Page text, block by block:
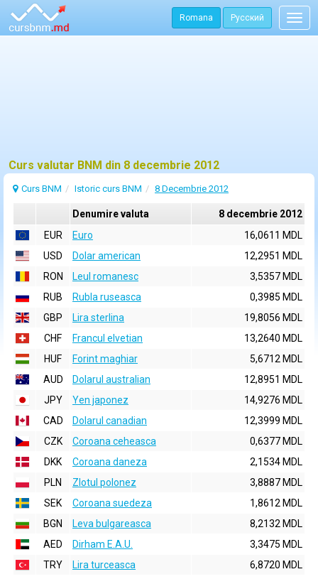
Romana Русский
Curs valutar BNM din 8 decembrie 2012
Curs BNM Istoric curs BNM 8 Decembrie 2012
Denumire valuta
8 decembrie 2012
EUR
Euro
16,0611 MDL
USD
Dolar american
12,2951 MDL
RON
Leul romanesc
3,5357 MDL
RUB
Rubla ruseasca
0,3985 MDL
GBP
Lira sterlina
19,8056 MDL
CHF
Francul elvetian
13,2640 MDL
HUF
Forint maghiar
5,6712 MDL
AUD
Dolarul australian
12,8951 MDL
JPY
Yen japonez
14,9276 MDL
CAD
Dolarul canadian
12,3999 MDL
CZK
Coroana ceheasca
0,6377 MDL
DKK
Coroana daneza
2,1534 MDL
PLN
Zlotul polonez
3,8887 MDL
SEK
Coroana suedeza
1,8612 MDL
BGN
Leva bulgareasca
8,2132 MDL
AED
Dirham E.A.U.
3,3475 MDL
TRY
Lira turceasca
6,8720 MDL